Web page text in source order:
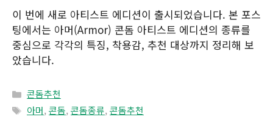
이 번에 새로 아티스트 에디션이 출시되었습니다. 본 포스
팅에서는 아머(Armor) 콘돔 아티스트 에디션의 종류를
중심으로 각각의 특징, 착용감, 추천 대상까지 정리해 보
았습니다.
Categories
콘돔추천
Tags
아머, 콘돔, 콘돔종류, 콘돔추천